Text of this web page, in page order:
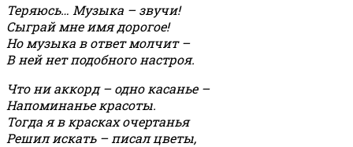
Теряюсь… Музыка – звучи!
Сыграй мне имя дорогое!
Но музыка в ответ молчит –
В ней нет подобного настроя.
Что ни аккорд – одно касанье –
Напоминанье красоты.
Тогда я в красках очертанья
Решил искать – писал цветы,